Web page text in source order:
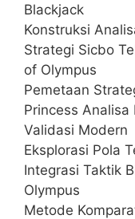
Blackjack
Konstruksi
Strategi Sicbo
of Olympus
Pemetaan
Princess Analisa
Validasi Modern
Eksplorasi Pola
Integrasi Taktik
Olympus
Metode